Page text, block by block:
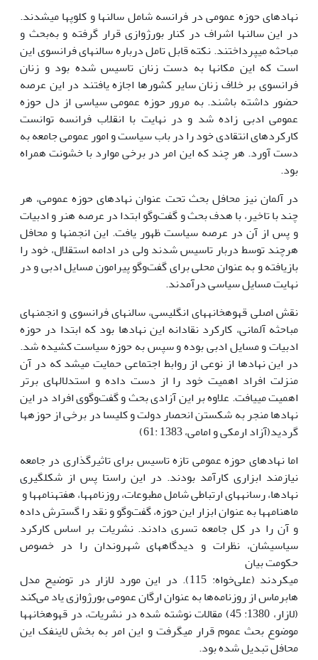
نهادهای حوزه عمومی در فرانسه شامل سالن­ها و کلوپ­ها می­شدند.
در این سالن­ها اشراف در کنار بورژوازی قرار گرفته و به‌بحث و
مباحثه می­پرداختند. نکته قابل تامل درباره سالن­های فرانسوی این
است که این مکان­ها به دست زنان تاسیس شده بود و زنان
فرانسوی بر خلاف زنان سایر کشورها اجازه یافتند در این عرصه
حضور داشته باشند. به مرور حوزه عمومی سیاسی از دل حوزه
عمومی ادبی زاده شد و در نهایت با انقلاب فرانسه توانست
کارکردهای انتقادی خود را در باب سیاست و امور عمومی جامعه به
دست آورد. هر چند که این امر در برخی موارد با خشونت همراه
بود.
در آلمان نیز محافل بحث تحت عنوان نهادهای حوزه عمومی، هر
چند با تاخیر، با هدف بحث و گفت‌وگو ابتدا در عرصه هنر و ادبیات
و پس از آن در عرصه سیاست ظهور یافت. این انجمن­ها و محافل
هرچند توسط دربار تاسیس شدند ولی در ادامه استقلال، خود را
بازیافته و به عنوان محلی برای گفت‌وگو پیرامون مسایل ادبی و در
نهایت مسایل سیاسی درآمدند.
نقش اصلی قهوه­خانه­های انگلیسی، سالن­های فرانسوی و انجمن­های
مباحثه آلمانی، کارکرد نقادانه این نهادها بود که ابتدا در حوزه
ادبیات و مسایل ادبی بوده و سپس به حوزه سیاست کشیده شد.
در این نهادها از نوعی از روابط اجتماعی حمایت می­شد که در آن
منزلت افراد اهمیت خود را از دست داده و استدلال­های برتر
اهمیت می­یافت. علاوه بر این آزادی بحث و گفت‌وگوی افراد در این
نهادها منجر به شکستن انحصار دولت و کلیسا در برخی از حوزه­ها
گردید(آزاد ارمکی و امامی، 1383 :61)
اما نهادهای حوزه عمومی تازه تاسیس برای تاثیرگذاری در جامعه
نیازمند ابزاری کارآمد بودند. در این راستا پس از شکل­گیری
نهادها، رسانه­های ارتباطی شامل مطبوعات، روزنامه­ها، هفته­نامه­ها و
ماه­نامه­ها به عنوان ابزار این حوزه، گفت‌وگو و نقد را گسترش داده
و آن را در کل جامعه تسری دادند. نشریات بر اساس کارکرد
سیاسی­شان، نظرات و دیدگاه­های شهروندان را در خصوص
حکومت بیان
می­کردند (علی‌خواه: 115). در این مورد لازار در توضیح مدل
هابرماس از روزنامه‌ها به عنوان ارگان عمومی بورژوازی یاد می‌کند
(لازار، 1380: 45) مقالات نوشته شده در نشریات، در قهوه­خانه­ها
موضوع بحث عموم قرار می­گرفت و این امر به بخش لاینفک این
محافل تبدیل شده بود.